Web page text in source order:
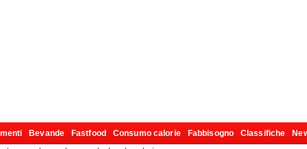
Bevande Fastfood Consumo calorie Fabbisogno Classifiche